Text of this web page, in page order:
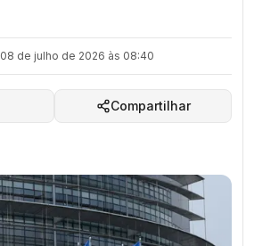
08 de julho de 2026 às 08:40
Compartilhar